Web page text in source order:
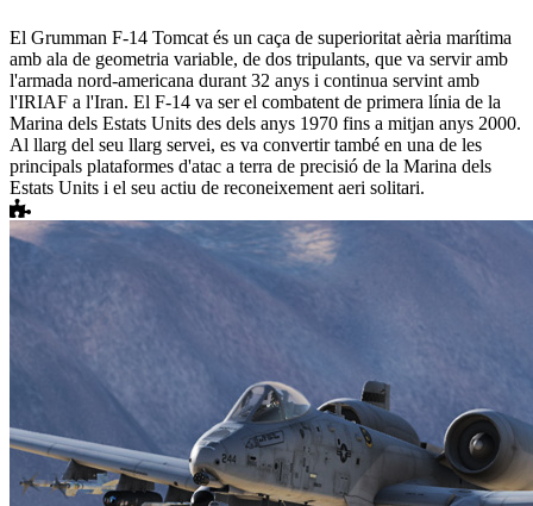
El Grumman F-14 Tomcat és un caça de superioritat aèria marítima
amb ala de geometria variable, de dos tripulants, que va servir amb
l'armada nord-americana durant 32 anys i continua servint amb
l'IRIAF a l'Iran. El F-14 va ser el combatent de primera línia de la
Marina dels Estats Units des dels anys 1970 fins a mitjan anys 2000.
Al llarg del seu llarg servei, es va convertir també en una de les
principals plataformes d'atac a terra de precisió de la Marina dels
Estats Units i el seu actiu de reconeixement aeri solitari.